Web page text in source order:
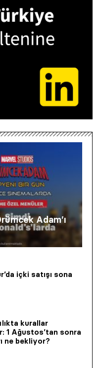
Adam’ı
içki satışı sona
kurallar
1 Ağustos’tan sonra
ne bekliyor?